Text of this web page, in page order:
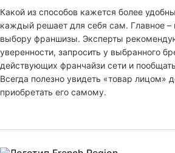
Какой из способов кажется более
каждый решает для себя сам. Главное –
выбору франшизы. Эксперты
уверенности, запросить у выбранного
действующих франчайзи сети и
Всегда полезно увидеть «товар лицом»
приобретать его самому.